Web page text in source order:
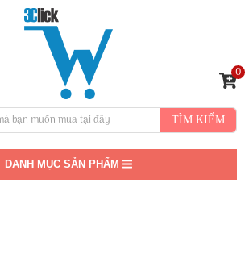
TÌM KIẾM
0
DANH MỤC SẢN PHẨM